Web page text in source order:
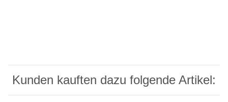
Kunden kauften dazu folgende Artikel: